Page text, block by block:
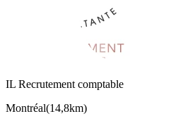
IL Recrutement comptable
Montréal(14,8km)